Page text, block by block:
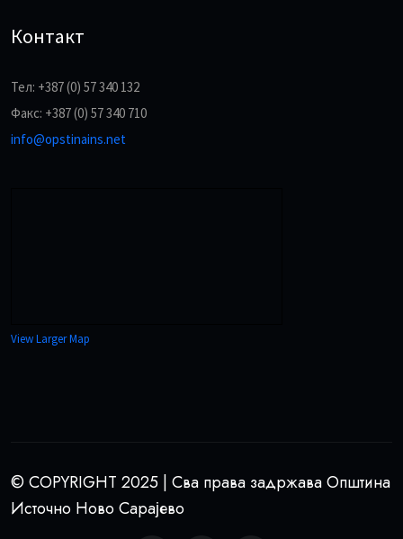
Контакт
Тел: +387 (0) 57 340 132
Факс: +387 (0) 57 340 710
info@opstinains.net
View Larger Map
© COPYRIGHT 2025 | Сва права задржава Општина
Источно Ново Сарајево